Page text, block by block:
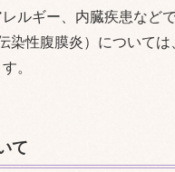
ルギー、内臓疾患など
染性腹膜炎）について
。
て